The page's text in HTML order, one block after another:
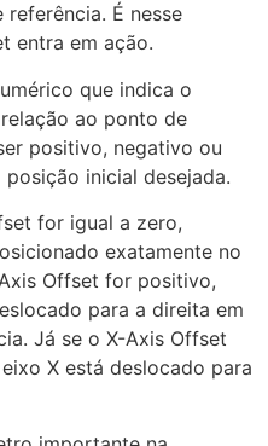
É nesse
entra em ação.
que indica o
ao ponto de
positivo, negativo ou
inicial desejada.
for igual a zero,
exatamente no
Offset for positivo,
para a direita em
Já se o X-Axis Offset
X está deslocado para